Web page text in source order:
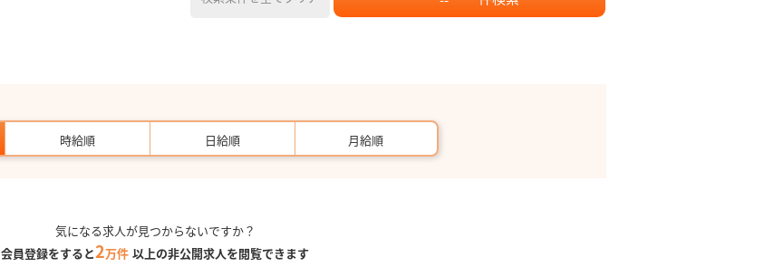
時給順 日給順 月給順
気になる求人が見つからないですか？
会員登録をすると2万件 以上の非公開求人を閲覧できます